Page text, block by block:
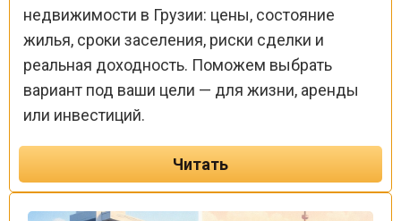
недвижимости в Грузии: цены, состояние
жилья, сроки заселения, риски сделки и
реальная доходность. Поможем выбрать
вариант под ваши цели — для жизни, аренды
или инвестиций.
Читать